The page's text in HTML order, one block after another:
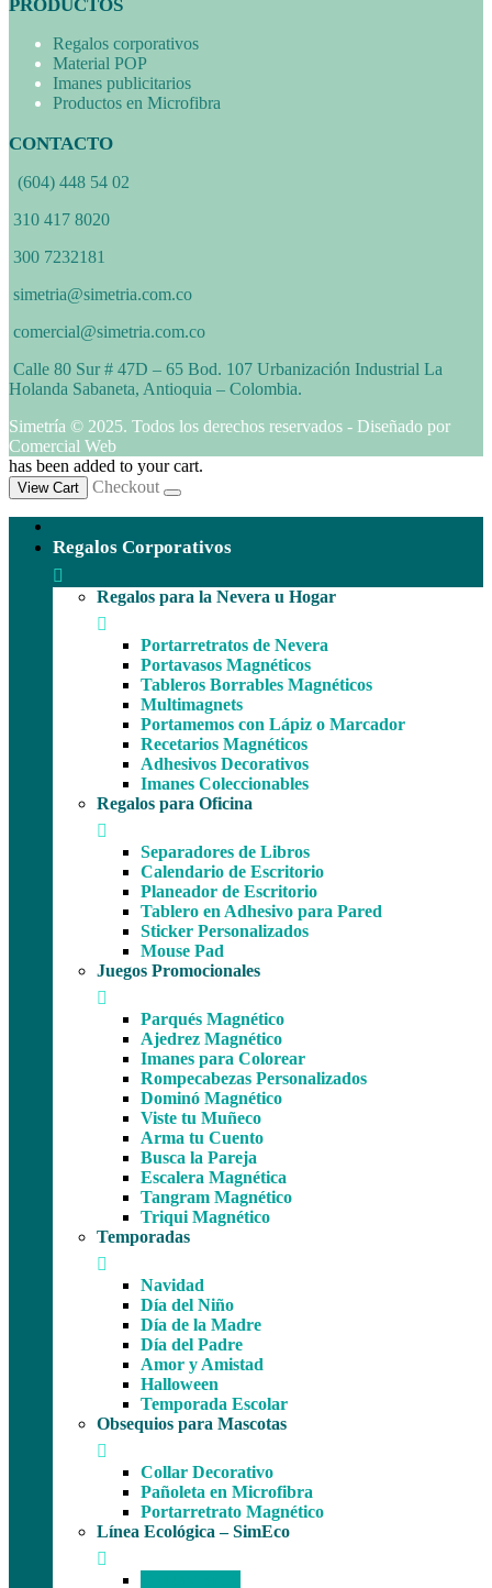
PRODUCTOS
Regalos corporativos
Material POP
Imanes publicitarios
Productos en Microfibra
CONTACTO
(604) 448 54 02
310 417 8020
300 7232181
simetria@simetria.com.co
comercial@simetria.com.co
Calle 80 Sur # 47D – 65 Bod. 107 Urbanización Industrial La
Holanda Sabaneta, Antioquia – Colombia.
Simetría © 2025. Todos los derechos reservados - Diseñado por
Comercial Web
has been added to your cart.
View Cart Checkout
Regalos Corporativos
Regalos para la Nevera u Hogar
Portarretratos de Nevera
Portavasos Magnéticos
Tableros Borrables Magnéticos
Multimagnets
Portamemos con Lápiz o Marcador
Recetarios Magnéticos
Adhesivos Decorativos
Imanes Coleccionables
Regalos para Oficina
Separadores de Libros
Calendario de Escritorio
Planeador de Escritorio
Tablero en Adhesivo para Pared
Sticker Personalizados
Mouse Pad
Juegos Promocionales
Parqués Magnético
Ajedrez Magnético
Imanes para Colorear
Rompecabezas Personalizados
Dominó Magnético
Viste tu Muñeco
Arma tu Cuento
Busca la Pareja
Escalera Magnética
Tangram Magnético
Triqui Magnético
Temporadas
Navidad
Día del Niño
Día de la Madre
Día del Padre
Amor y Amistad
Halloween
Temporada Escolar
Obsequios para Mascotas
Collar Decorativo
Pañoleta en Microfibra
Portarretrato Magnético
Línea Ecológica – SimEco